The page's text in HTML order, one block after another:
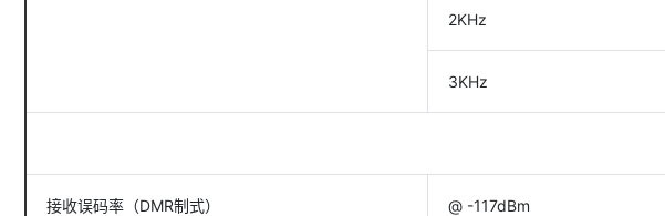
2KHz
3KHz
接收误码率（DMR制式） @ -117dBm